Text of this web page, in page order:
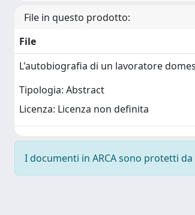
File in questo prodotto:
File
L'autobiografia di un lavoratore
Tipologia: Abstract
Licenza: Licenza non definita
I documenti in ARCA sono protetti